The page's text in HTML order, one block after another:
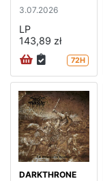
3.07.2026
LP
143,89 zł
72H
DARKTHRONE